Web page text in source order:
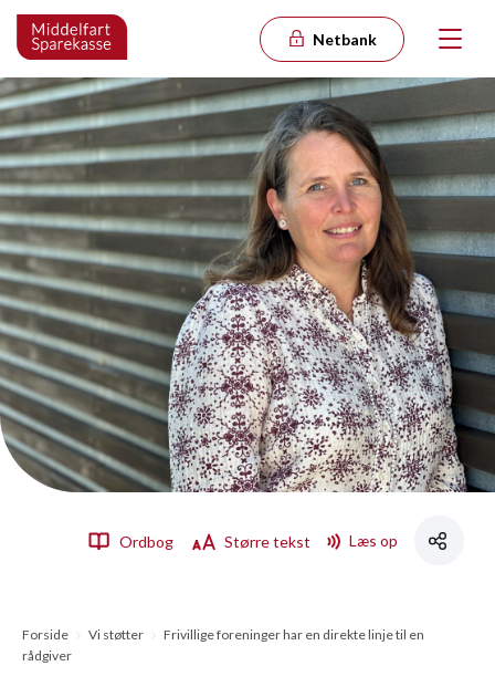
Netbank
Ordbog Større tekst Læs op
Forside Vi støtter
Frivillige foreninger har en direkte linje til en
rådgiver